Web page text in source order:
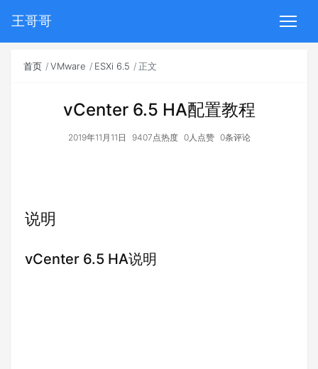
王哥哥
首页 VMware ESXi 6.5 正文
vCenter 6.5 HA配置教程
2019年11月11日 9407点热度 0人点赞 0条评论
说明
vCenter 6.5 HA说明